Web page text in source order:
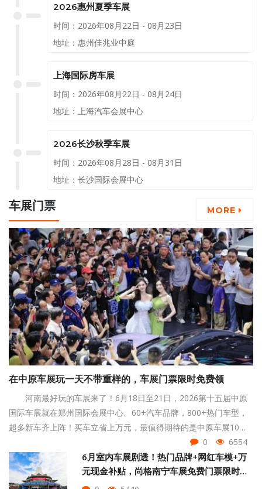
2026惠州夏季车展
时间：2026年08月22日 - 08月23日
地址：惠州佳兆业中庭
上海国际房车展
时间：2026年08月22日 - 08月24日
地址：上海汽车会展中心
2026长沙秋季车展
时间：2026年08月28日 - 08月31日
地址：长沙国际会展中心
车展门票 MORE
在中原车展玩一天不带重样的，车展门票限时免费领
河南最好玩的车展来了！6月18日至21日，2026第十五届中原
国际车展就在郑州国际会展中心。60+汽车品牌，800+热门车型，
超多新车齐上阵！买车立省上万元，最值得期待的是中原车展10大
活动逐一解锁，现中原国际车展门票限时免费，点击页面下方按钮
即可领取！
0 6554
6月室内车展剧透！热门品牌+网红车模+万
元现金补贴，尚格南宁车展免费门票限时
抢！